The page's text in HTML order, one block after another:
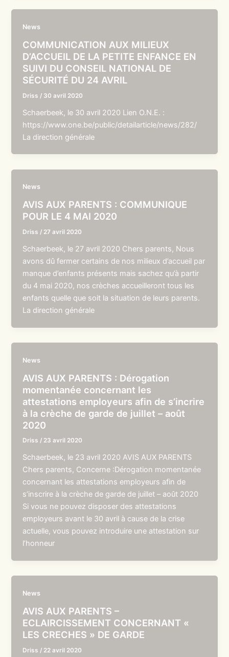
News
COMMUNICATION AUX MILIEUX
D’ACCUEIL DE LA PETITE ENFANCE EN
SUIVI DU CONSEIL NATIONAL DE
SÉCURITÉ DU 24 AVRIL
Driss / 30 avril 2020
Schaerbeek, le 30 avril 2020 Lien O.N.E. :
https://www.one.be/public/detailarticle/news/282/
La direction générale
News
AVIS AUX PARENTS : COMMUNIQUE
POUR LE 4 MAI 2020
Driss / 27 avril 2020
Schaerbeek, le 27 avril 2020 Chers parents, Nous
avons dû fermer certains de nos milieux d’accueil par
manque d’enfants présents mais sachez qu’à partir
du 4 mai 2020, nos crèches accueilleront tous les
enfants quelle que soit la situation de leurs parents.
La direction générale
News
AVIS AUX PARENTS : Dérogation
momentanée concernant les
attestations employeurs afin de s’incrire
à la crèche de garde de juillet – août
2020
Driss / 23 avril 2020
Schaerbeek, le 23 avril 2020 AVIS AUX PARENTS
Chers parents, Concerne :Dérogation momentanée
concernant les attestations employeurs afin de
s’inscrire à la crèche de garde de juillet – août 2020
Si vous ne pouvez disposer des attestations
employeurs avant le 30 avril à cause de la crise
actuelle, vous pouvez introduire une attestation sur
l’honneur
News
AVIS AUX PARENTS –
ECLAIRCISSEMENT CONCERNANT «
LES CRECHES » DE GARDE
Driss / 22 avril 2020